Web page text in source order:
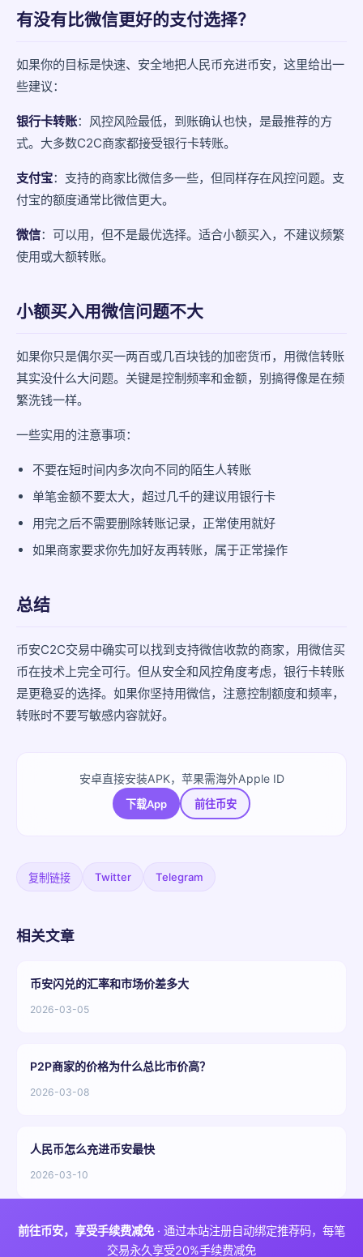
有没有比微信更好的支付选择？
如果你的目标是快速、安全地把人民币充进币安，这里给出一
些建议：
银行卡转账：风控风险最低，到账确认也快，是最推荐的方
式。大多数C2C商家都接受银行卡转账。
支付宝：支持的商家比微信多一些，但同样存在风控问题。支
付宝的额度通常比微信更大。
微信：可以用，但不是最优选择。适合小额买入，不建议频繁
使用或大额转账。
小额买入用微信问题不大
如果你只是偶尔买一两百或几百块钱的加密货币，用微信转账
其实没什么大问题。关键是控制频率和金额，别搞得像是在频
繁洗钱一样。
一些实用的注意事项：
不要在短时间内多次向不同的陌生人转账
单笔金额不要太大，超过几千的建议用银行卡
用完之后不需要删除转账记录，正常使用就好
如果商家要求你先加好友再转账，属于正常操作
总结
币安C2C交易中确实可以找到支持微信收款的商家，用微信买
币在技术上完全可行。但从安全和风控角度考虑，银行卡转账
是更稳妥的选择。如果你坚持用微信，注意控制额度和频率，
转账时不要写敏感内容就好。
安卓直接安装APK，苹果需海外Apple ID
下载App 前往币安
复制链接 Twitter Telegram
相关文章
币安闪兑的汇率和市场价差多大
2026-03-05
P2P商家的价格为什么总比市价高？
2026-03-08
人民币怎么充进币安最快
2026-03-10
前往币安，享受手续费减免· 通过本站注册自动绑定推荐码，每笔
交易永久享受20%手续费减免